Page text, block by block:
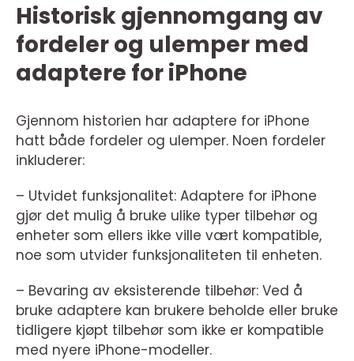
Historisk gjennomgang av
fordeler og ulemper med
adaptere for iPhone
Gjennom historien har adaptere for iPhone
hatt både fordeler og ulemper. Noen fordeler
inkluderer:
– Utvidet funksjonalitet: Adaptere for iPhone
gjør det mulig å bruke ulike typer tilbehør og
enheter som ellers ikke ville vært kompatible,
noe som utvider funksjonaliteten til enheten.
– Bevaring av eksisterende tilbehør: Ved å
bruke adaptere kan brukere beholde eller bruke
tidligere kjøpt tilbehør som ikke er kompatible
med nyere iPhone-modeller.